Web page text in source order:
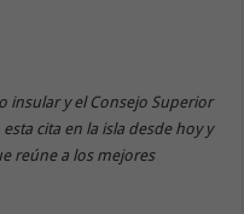
insular y el Consejo Superior
cita en la isla desde hoy y
reúne a los mejores